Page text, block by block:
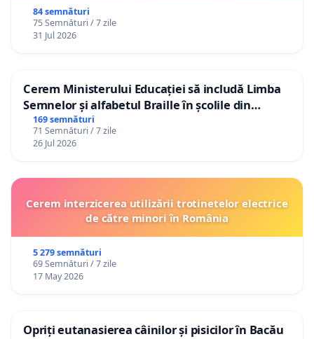
84 semnături
75 Semnături / 7 zile
31 Jul 2026
Cerem Ministerului Educației să includă Limba
Semnelor și alfabetul Braille în școlile din
Republica Moldova!
169 semnături
71 Semnături / 7 zile
26 Jul 2026
Cerem interzicerea utilizării trotinetelor electrice
de către minori în România
5 279 semnături
69 Semnături / 7 zile
17 May 2026
Opriți eutanasierea câinilor și pisicilor în Bacău